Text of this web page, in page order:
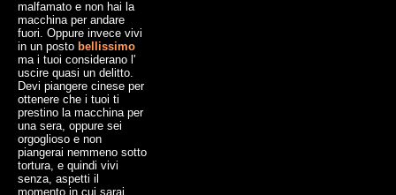
malfamato e non hai la
macchina per andare
fuori. Oppure invece vivi
in un posto bellissimo
ma i tuoi considerano l'
uscire quasi un delitto.
Devi piangere cinese per
ottenere che i tuoi ti
prestino la macchina per
una sera, oppure sei
orgoglioso e non
piangerai nemmeno sotto
tortura, e quindi vivi
senza, aspetti il
momento in cui sarai